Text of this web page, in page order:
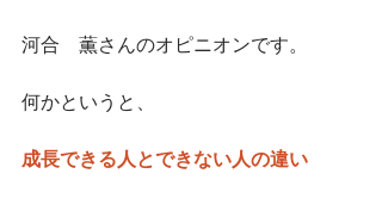
河合　薫さんのオピニオンです。
何かというと、
成長できる人とできない人の違い